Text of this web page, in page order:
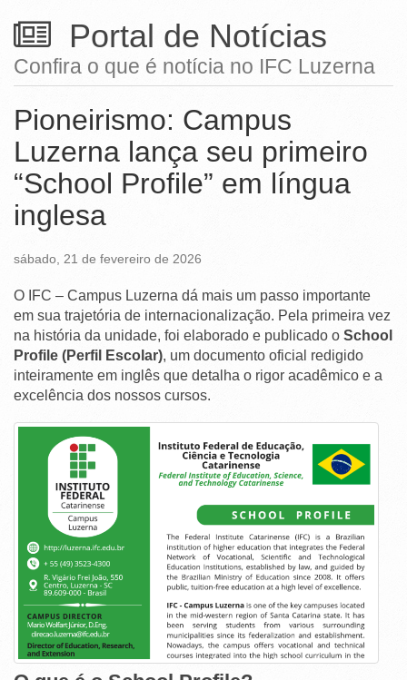
Ministério do Meio Ambiente
Ministério do Desenvolvimento Regional
Controladoria-Geral da União
Ministério da Mulher, da Família e dos Direitos Humanos
Secretaria-Geral
Secretaria de Governo
Gabinete de Segurança Institucional
Advocacia-Geral da União
Planalto
Portal de Notícias
Confira o que é notícia no IFC Luzerna
Pioneirismo: Campus
Luzerna lança seu primeiro
“School Profile” em língua
inglesa
sábado, 21 de fevereiro de 2026
O IFC – Campus Luzerna dá mais um passo importante
em sua trajetória de internacionalização. Pela primeira vez
na história da unidade, foi elaborado e publicado o School
Profile (Perfil Escolar), um documento oficial redigido
inteiramente em inglês que detalha o rigor acadêmico e a
excelência dos nossos cursos.